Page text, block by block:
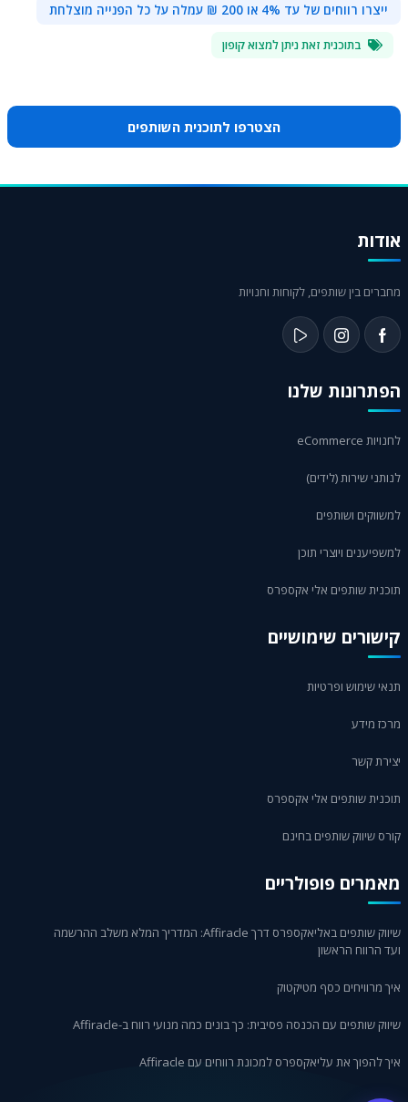
ייצרו רווחים של עד 4% או 200 ₪ עמלה על כל הפנייה מוצלחת
בתוכנית זאת ניתן למצוא קופון
הצטרפו לתוכנית השותפים
אודות
מחברים בין שותפים, לקוחות וחנויות
הפתרונות שלנו
לחנויות eCommerce
לנותני שירות (לידים)
למשווקים ושותפים
למשפיענים ויוצרי תוכן
תוכנית שותפים אלי אקספרס
קישורים שימושיים
תנאי שימוש ופרטיות
מרכז מידע
יצירת קשר
תוכנית שותפים אלי אקספרס
קורס שיווק שותפים בחינם
מאמרים פופולריים
שיווק שותפים באליאקספרס דרך Affiracle: המדריך המלא משלב ההרשמה
ועד הרווח הראשון
איך מרוויחים כסף מטיקטוק
שיווק שותפים עם הכנסה פסיבית: כך בונים כמה מנועי רווח ב-Affiracle
איך להפוך את עליאקספרס למכונת רווחים עם Affiracle